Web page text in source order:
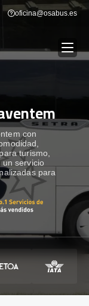
oficina@osabus.es
dropdown
dropdown
con
turismo,
servicio
para